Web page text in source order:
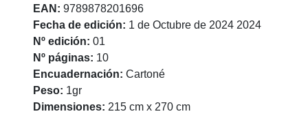
EAN: 9789878201696
Fecha de edición: 1 de Octubre de 2024 2024
Nº edición: 01
Nº páginas: 10
Encuadernación: Cartoné
Peso: 1gr
Dimensiones: 215 cm x 270 cm